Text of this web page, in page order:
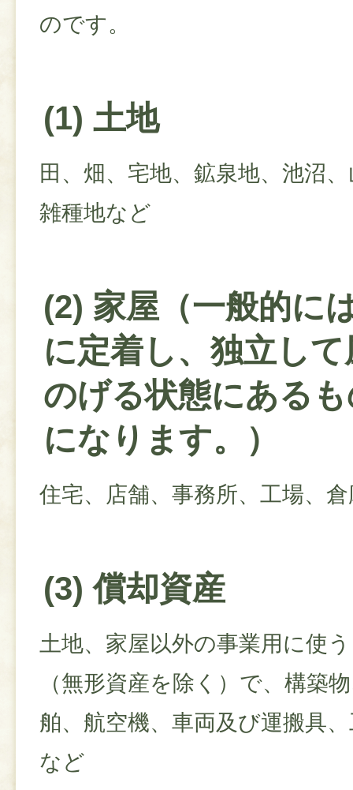
のです。
(1) 土地
田、畑、宅地、鉱泉地、池沼
雑種地など
(2) 家屋（一般的に
に定着し、独立し
のげる状態にある
になります。）
住宅、店舗、事務所、工場、
(3) 償却資産
土地、家屋以外の事業用に使
（無形資産を除く）で、構築
舶、航空機、車両及び運搬具
など